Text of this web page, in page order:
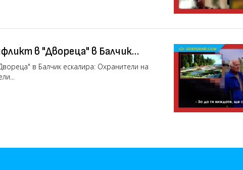
в "Двореца" в Балчик
на сградата преследват
(РЕПОРТАЖ)
в Балчик ескалира: Охранители на